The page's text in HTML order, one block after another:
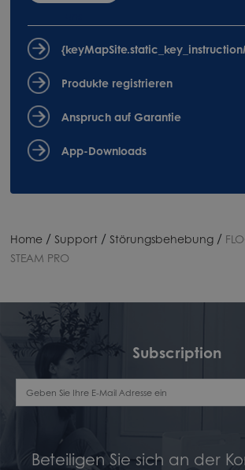
Produkte registrieren
Anspruch auf Garantie
App-Downloads
Home / Support / Störungsbehebung /
STEAM PRO
Subscription
Beteiligen Sie sich an der